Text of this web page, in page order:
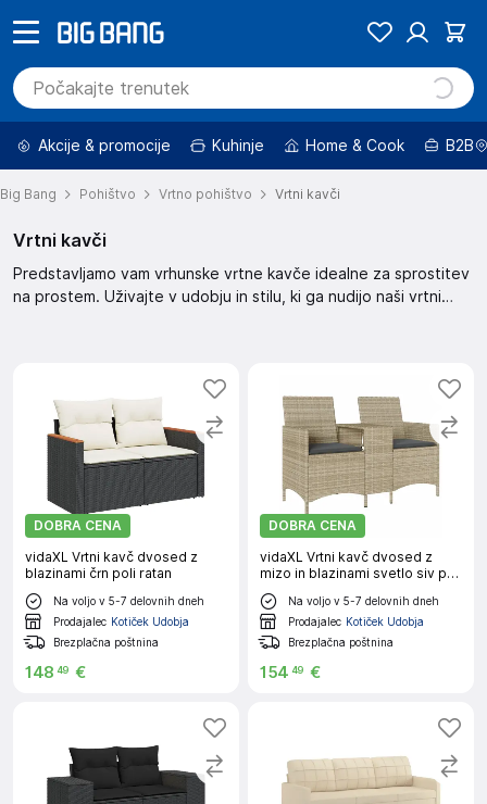
Akcije & promocije Kuhinje Home & Cook B2B
Big Bang Pohištvo Vrtno pohištvo Vrtni kavči
Vrtni kavči
Predstavljamo vam vrhunske vrtne kavče idealne za sprostitev
na prostem. Uživajte v udobju in stilu, ki ga nudijo naši vrtni
DOBRA CENA
vidaXL Vrtni kavč dvosed z
blazinami črn poli ratan
Na voljo v 5-7 delovnih dneh
Prodajalec Kotiček Udobja
Brezplačna poštnina
148 49 €
DOBRA CENA
vidaXL Vrtni kavč dvosed z
mizo in blazinami svetlo siv poli
ratan
Na voljo v 5-7 delovnih dneh
Prodajalec Kotiček Udobja
Brezplačna poštnina
154 49 €